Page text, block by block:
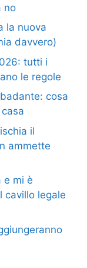
no
la nuova
davvero)
tutti i
le regole
cosa
il
ammette
e mi è
cavillo legale